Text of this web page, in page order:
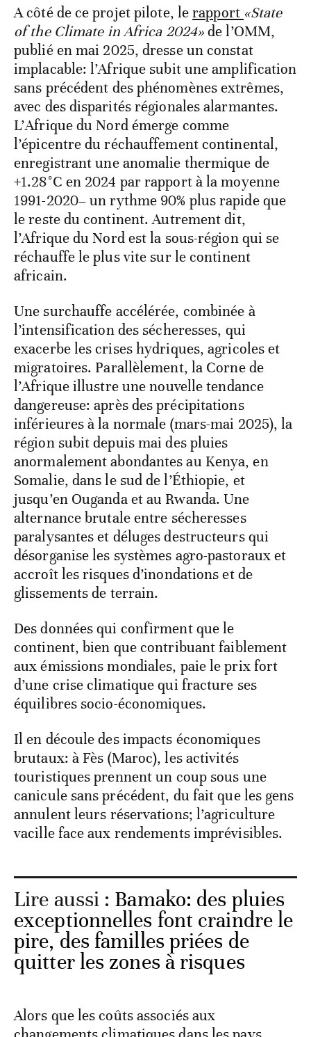
A côté de ce projet pilote, lerapport «State
of the Climate in Africa 2024»de l’OMM,
publié en mai 2025, dresse un constat
implacable: l’Afrique subit une amplification
sans précédent des phénomènes extrêmes,
avec des disparités régionales alarmantes.
L’Afrique du Nord émerge comme
l’épicentre du réchauffement continental,
enregistrant une anomalie thermique de
+1.28°C en 2024 par rapport à la moyenne
1991-2020– un rythme 90% plus rapide que
le reste du continent. Autrement dit,
l’Afrique du Nord est la sous-région qui se
réchauffe le plus vite sur le continent
africain.
Une surchauffe accélérée, combinée à
l’intensification des sécheresses, qui
exacerbe les crises hydriques, agricoles et
migratoires. Parallèlement, la Corne de
l’Afrique illustre une nouvelle tendance
dangereuse: après des précipitations
inférieures à la normale (mars-mai 2025), la
région subit depuis mai des pluies
anormalement abondantes au Kenya, en
Somalie, dans le sud de l’Éthiopie, et
jusqu’en Ouganda et au Rwanda. Une
alternance brutale entre sécheresses
paralysantes et déluges destructeurs qui
désorganise les systèmes agro-pastoraux et
accroît les risques d’inondations et de
glissements de terrain.
Des données qui confirment que le
continent, bien que contribuant faiblement
aux émissions mondiales, paie le prix fort
d’une crise climatique qui fracture ses
équilibres socio-économiques.
Il en découle des impacts économiques
brutaux: à Fès (Maroc), les activités
touristiques prennent un coup sous une
canicule sans précédent, du fait que les gens
annulent leurs réservations; l’agriculture
vacille face aux rendements imprévisibles.
Lire aussi : Bamako: des pluies
exceptionnelles font craindre le
pire, des familles priées de
quitter les zones à risques
Alors que les coûts associés aux